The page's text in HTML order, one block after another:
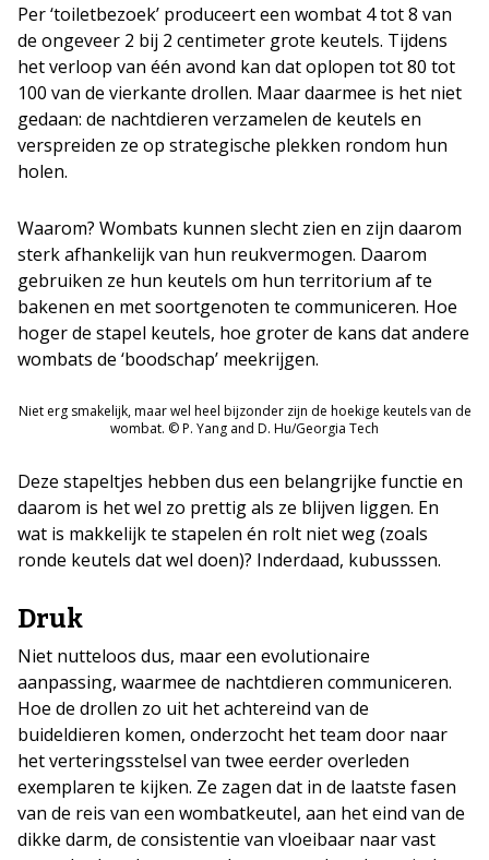
Per ‘toiletbezoek’ produceert een wombat 4 tot 8 van
de ongeveer 2 bij 2 centimeter grote keutels. Tijdens
het verloop van één avond kan dat oplopen tot 80 tot
100 van de vierkante drollen. Maar daarmee is het niet
gedaan: de nachtdieren verzamelen de keutels en
verspreiden ze op strategische plekken rondom hun
holen.
Waarom? Wombats kunnen slecht zien en zijn daarom
sterk afhankelijk van hun reukvermogen. Daarom
gebruiken ze hun keutels om hun territorium af te
bakenen en met soortgenoten te communiceren. Hoe
hoger de stapel keutels, hoe groter de kans dat andere
wombats de ‘boodschap’ meekrijgen.
Niet erg smakelijk, maar wel heel bijzonder zijn de hoekige keutels van de
wombat. © P. Yang and D. Hu/Georgia Tech
Deze stapeltjes hebben dus een belangrijke functie en
daarom is het wel zo prettig als ze blijven liggen. En
wat is makkelijk te stapelen én rolt niet weg (zoals
ronde keutels dat wel doen)? Inderdaad, kubusssen.
Druk
Niet nutteloos dus, maar een evolutionaire
aanpassing, waarmee de nachtdieren communiceren.
Hoe de drollen zo uit het achtereind van de
buideldieren komen, onderzocht het team door naar
het verteringsstelsel van twee eerder overleden
exemplaren te kijken. Ze zagen dat in de laatste fasen
van de reis van een wombatkeutel, aan het eind van de
dikke darm, de consistentie van vloeibaar naar vast